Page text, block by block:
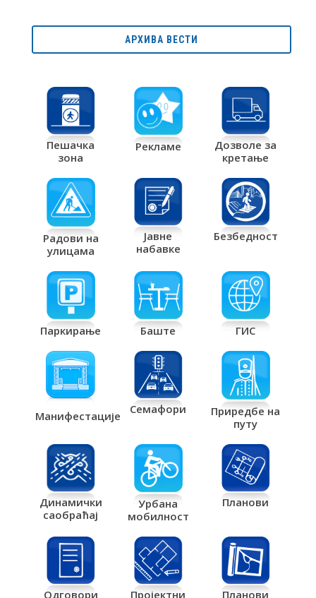
АРХИВА ВЕСТИ
Пешачка
зона
Рекламе
Дозволе за
кретање
Радови на
улицама
Јавне
набавке
Безбедност
Паркирање Баште ГИС
Манифестације Семафори
Приредбе на
путу
Динамички
саобраћај
Урбана
мобилност
Планови
Одговори Пројектни Планови